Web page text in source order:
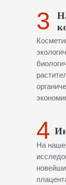
3
На
4